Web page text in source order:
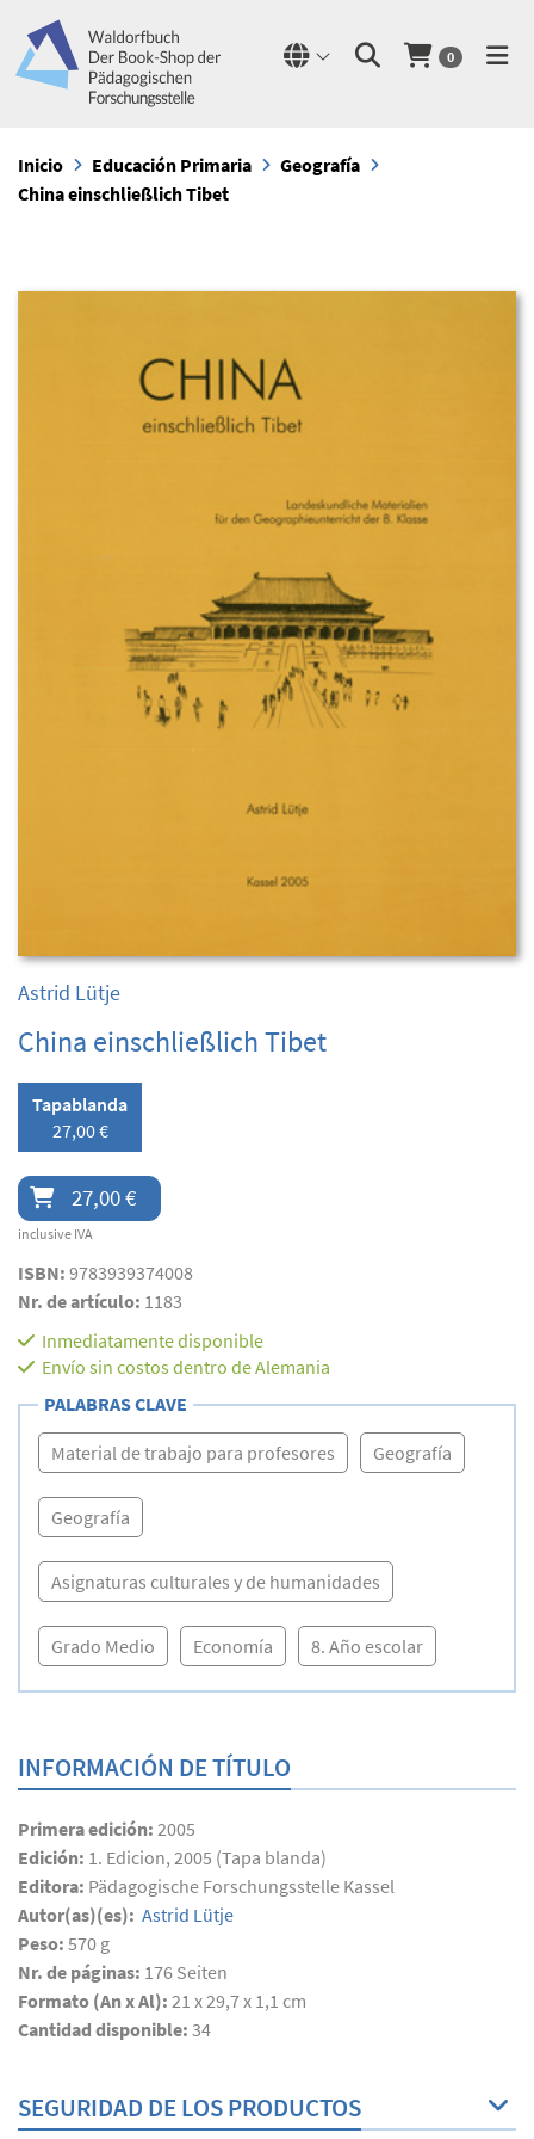
0
Inicio Educación Primaria
Geografía
China einschließlich Tibet
Astrid Lütje
China einschließlich Tibet
Tapablanda
27,00 €
27,00 €
inclusive IVA
ISBN: 9783939374008
Nr. de artículo: 1183
Inmediatamente disponible
Envío sin costos dentro de Alemania
PALABRAS CLAVE
Material de trabajo para profesores Geografía
Geografía
Asignaturas culturales y de humanidades
Grado Medio Economía 8. Año escolar
INFORMACIÓN DE TÍTULO
Primera edición: 2005
Edición: 1. Edicion, 2005 (Tapa blanda)
Editora: Pädagogische Forschungsstelle Kassel
Autor(as)(es): Astrid Lütje
Peso: 570 g
Nr. de páginas: 176 Seiten
Formato (An x Al): 21 x 29,7 x 1,1 cm
Cantidad disponible: 34
SEGURIDAD DE LOS PRODUCTOS